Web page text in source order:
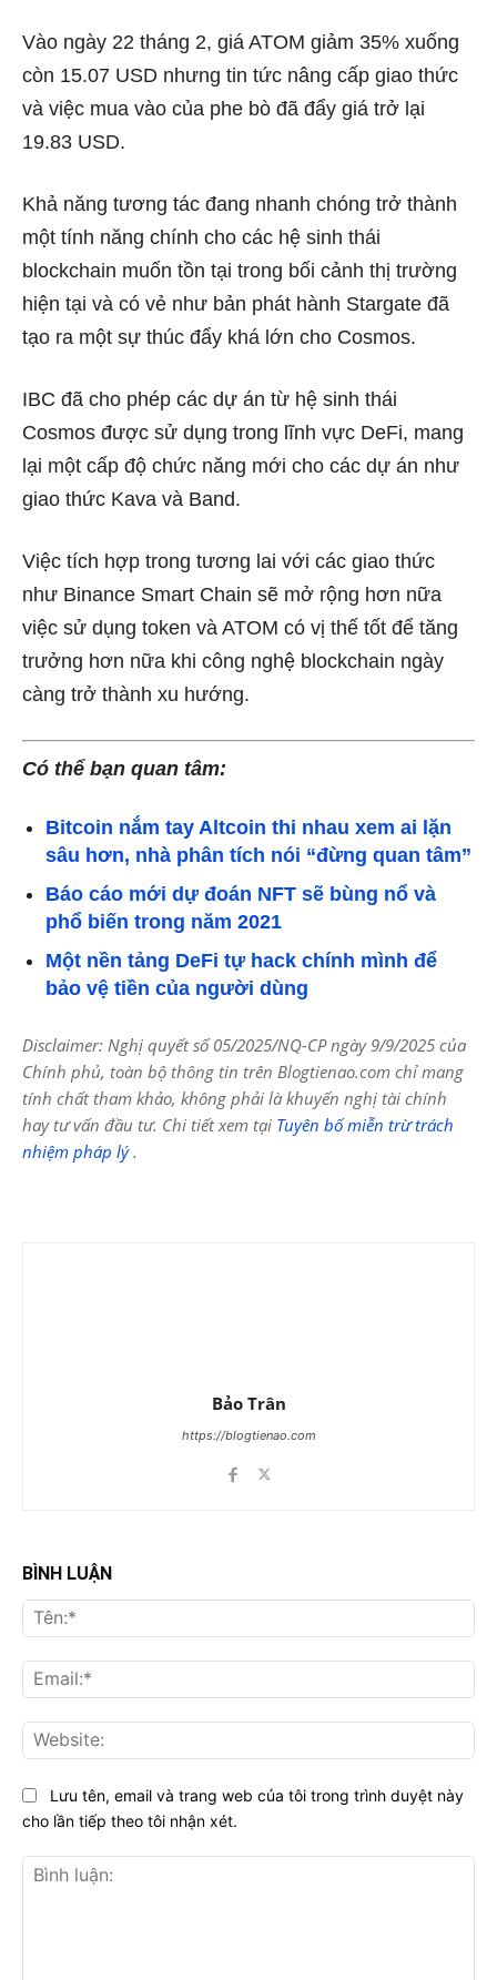
Vào ngày 22 tháng 2, giá ATOM giảm 35% xuống
còn 15.07 USD nhưng tin tức nâng cấp giao thức
và việc mua vào của phe bò đã đẩy giá trở lại
19.83 USD.
Khả năng tương tác đang nhanh chóng trở thành
một tính năng chính cho các hệ sinh thái
blockchain muốn tồn tại trong bối cảnh thị trường
hiện tại và có vẻ như bản phát hành Stargate đã
tạo ra một sự thúc đẩy khá lớn cho Cosmos.
IBC đã cho phép các dự án từ hệ sinh thái
Cosmos được sử dụng trong lĩnh vực DeFi, mang
lại một cấp độ chức năng mới cho các dự án như
giao thức Kava và Band.
Việc tích hợp trong tương lai với các giao thức
như Binance Smart Chain sẽ mở rộng hơn nữa
việc sử dụng token và ATOM có vị thế tốt để tăng
trưởng hơn nữa khi công nghệ blockchain ngày
càng trở thành xu hướng.
Có thể bạn quan tâm:
Bitcoin nắm tay Altcoin thi nhau xem ai lặn
sâu hơn, nhà phân tích nói “đừng quan tâm”
Báo cáo mới dự đoán NFT sẽ bùng nổ và
phổ biến trong năm 2021
Một nền tảng DeFi tự hack chính mình để
bảo vệ tiền của người dùng
Disclaimer: Nghị quyết số 05/2025/NQ-CP ngày 9/9/2025 của
Chính phủ, toàn bộ thông tin trên Blogtienao.com chỉ mang
tính chất tham khảo, không phải là khuyến nghị tài chính
hay tư vấn đầu tư. Chi tiết xem tại Tuyên bố miễn trừ trách
nhiệm pháp lý.
Bảo Trân
https://blogtienao.com
BÌNH LUẬN
Lưu tên, email và trang web của tôi trong trình duyệt này
cho lần tiếp theo tôi nhận xét.